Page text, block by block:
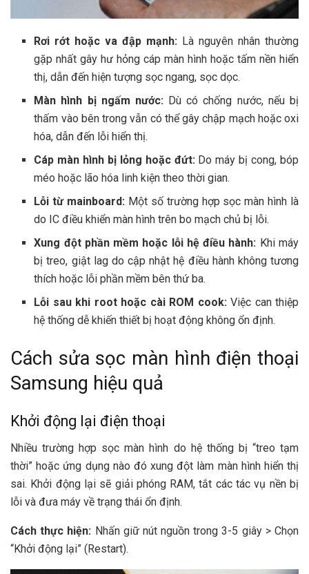
Rơi rớt hoặc va đập mạnh: Là nguyên nhân thường
gặp nhất gây hư hỏng cáp màn hình hoặc tấm nền hiển
thị, dẫn đến hiện tượng sọc ngang, sọc dọc.
Màn hình bị ngấm nước: Dù có chống nước, nếu bị
thấm vào bên trong vẫn có thể gây chập mạch hoặc oxi
hóa, dẫn đến lỗi hiển thị.
Cáp màn hình bị lỏng hoặc đứt: Do máy bị cong, bóp
méo hoặc lão hóa linh kiện theo thời gian.
Lỗi từ mainboard: Một số trường hợp sọc màn hình là
do IC điều khiển màn hình trên bo mạch chủ bị lỗi.
Xung đột phần mềm hoặc lỗi hệ điều hành: Khi máy
bị treo, giật lag do cập nhật hệ điều hành không tương
thích hoặc lỗi phần mềm bên thứ ba.
Lỗi sau khi root hoặc cài ROM cook:Việc can thiệp
hệ thống dễ khiến thiết bị hoạt động không ổn định.
Cách sửa sọc màn hình điện thoại
Samsung hiệu quả
Khởi động lại điện thoại
Nhiều trường hợp sọc màn hình do hệ thống bị “treo tạm
thời” hoặc ứng dụng nào đó xung đột làm màn hình hiển thị
sai. Khởi động lại sẽ giải phóng RAM, tắt các tác vụ nền bị
lỗi và đưa máy về trạng thái ổn định.
Cách thực hiện: Nhấn giữ nút nguồn trong 3-5 giây > Chọn
“Khởi động lại” (Restart).